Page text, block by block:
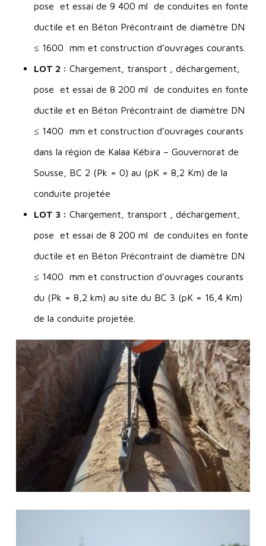
pose et essai de 9 400 ml de conduites en fonte
ductile et en Béton Précontraint de diamètre DN
≤ 1600 mm et construction d’ouvrages courants.
LOT 2 : Chargement, transport , déchargement,
pose et essai de 8 200 ml de conduites en fonte
ductile et en Béton Précontraint de diamètre DN
≤ 1400 mm et construction d’ouvrages courants
dans la région de Kalaa Kébira – Gouvernorat de
Sousse, BC 2 (Pk = 0) au (pK = 8,2 Km) de la
conduite projetée
LOT 3 : Chargement, transport , déchargement,
pose et essai de 8 200 ml de conduites en fonte
ductile et en Béton Précontraint de diamètre DN
≤ 1400 mm et construction d’ouvrages courants
du (Pk = 8,2 km) au site du BC 3 (pK = 16,4 Km)
de la conduite projetée.